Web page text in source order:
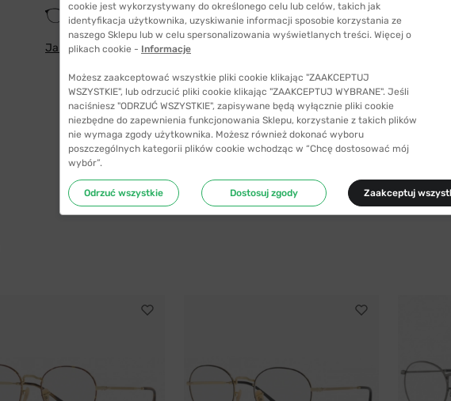
Szerokość szkła
47 mm
Jak wybrać odpowiedni rozmiar
cookie jest wykorzystywany do określonego celu lub celów, takich jak
identyfikacja użytkownika, uzyskiwanie informacji sposobie korzystania ze
naszego Sklepu lub w celu spersonalizowania wyświetlanych treści. Więcej o
plikach cookie - Informacje
Możesz zaakceptować wszystkie pliki cookie klikając "ZAAKCEPTUJ
WSZYSTKIE", lub odrzucić pliki cookie klikając "ZAAKCEPTUJ WYBRANE". Jeśli
naciśniesz "ODRZUĆ WSZYSTKIE", zapisywane będą wyłącznie pliki cookie
niezbędne do zapewnienia funkcjonowania Sklepu, korzystanie z takich plików
nie wymaga zgody użytkownika. Możesz również dokonać wyboru
poszczególnych kategorii plików cookie wchodząc w “Chcę dostosować mój
wybór”.
Odrzuć wszystkie Dostosuj zgody Zaakceptuj